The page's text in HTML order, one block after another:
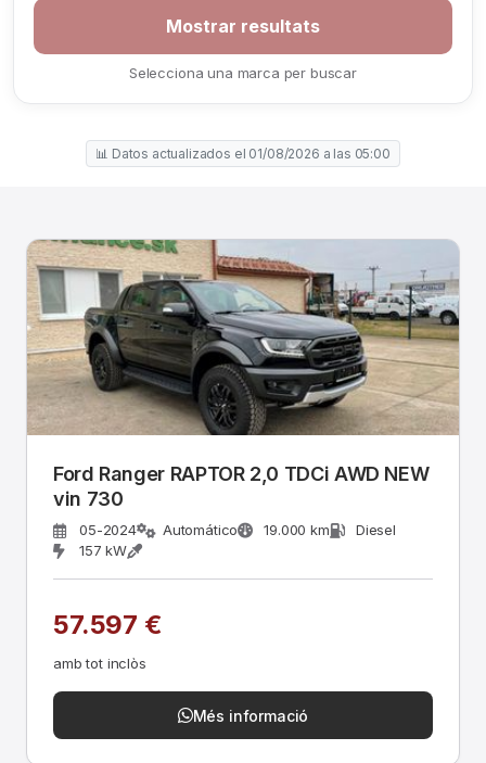
Selecciona una marca per buscar
📊 Datos actualizados el 01/08/2026 a las 05:00
Ford Ranger RAPTOR 2,0 TDCi AWD NEW
vin 730
05-2024 Automático 19.000 km
Diesel
157 kW
57.597 €
amb tot inclòs
Més informació